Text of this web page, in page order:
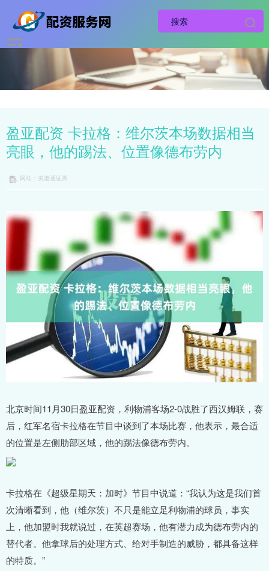
盈亚配资 卡拉格：维尔茨本场数据相当
亮眼，他的踢法、位置像德布劳内
网站：美港通证券
北京时间11月30日盈亚配资，利物浦客场2-0战胜了西汉姆联，赛
后，红军名宿卡拉格在节目中谈到了本场比赛，他表示，最合适
的位置是左侧肋部区域，他的踢法像德布劳内。
卡拉格在《超级星期天：加时》节目中说道：“我认为这是我们首
次清晰看到，他（维尔茨）不只是能立足利物浦的球员，事实
上，他加盟时我就说过，在英超赛场，他有潜力成为德布劳内的
替代者。他拿球后的处理方式、给对手制造的威胁，都具备这样
的特质。”